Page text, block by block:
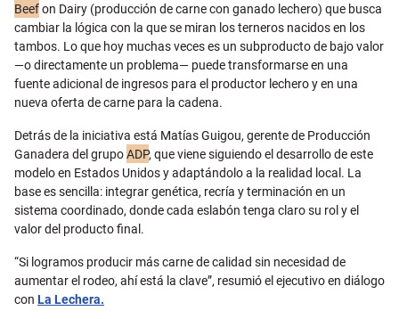
Beefon Dairy (producción de carne con ganado lechero) que busca
cambiar la lógica con la que se miran los terneros nacidos en los
tambos. Lo que hoy muchas veces es un subproducto de bajo valor
—o directamente un problema— puede transformarse en una
fuente adicional de ingresos para el productor lechero y en una
nueva oferta de carne para la cadena.
Detrás de la iniciativa está Matías Guigou, gerente de Producción
Ganadera del grupoADP, que viene siguiendo el desarrollo de este
modelo en Estados Unidos y adaptándolo a la realidad local. La
base es sencilla: integrar genética, recría y terminación en un
sistema coordinado, donde cada eslabón tenga claro su rol y el
valor del producto final.
“Si logramos producir más carne de calidad sin necesidad de
aumentar el rodeo, ahí está la clave”, resumió el ejecutivo en diálogo
con La Lechera.